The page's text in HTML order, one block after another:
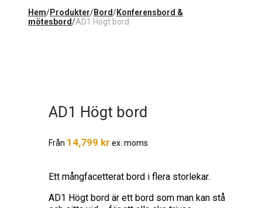
Hem/Produkter/Bord/Konferensbord &
mötesbord/AD1 Högt bord
AD1 Högt bord
Från 14,799 kr ex. moms
Ett mångfacetterat bord i flera storlekar.
AD1 Högt bord är ett bord som man kan stå